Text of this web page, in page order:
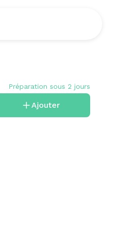
Préparation sous 2 jours
Ajouter